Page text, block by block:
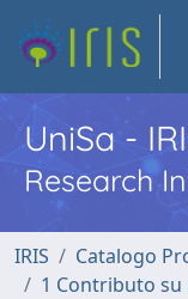
UniSa -
Research
IRIS
Catalogo
1 Contributo su